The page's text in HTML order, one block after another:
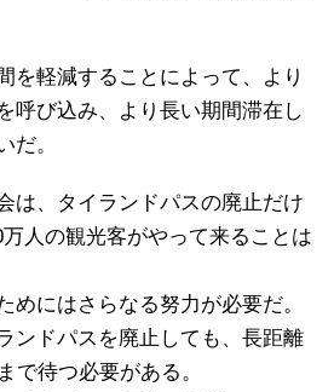
を軽減することによって、より
呼び込み、より長い期間滞在し
だ。
は、タイランドパスの廃止だけ
人の観光客がやって来ることは
めにはさらなる努力が必要だ。
ンドパスを廃止しても、長距離
で待つ必要がある。